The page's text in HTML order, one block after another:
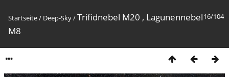
16/104
Startseite/ Deep-Sky/Trifidnebel M20 , Lagunennebel
M8